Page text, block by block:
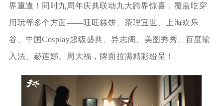
界重逢！同时九周年庆典联动九大跨界惊喜，覆盖吃穿
用玩等多个方面——旺旺糕饼、茶理宜世、上海欢乐
谷、中国Cosplay超级盛典、异志阁、美图秀秀、百度输
入法、赫莲娜、周大福，牌面拉满精彩纷呈！